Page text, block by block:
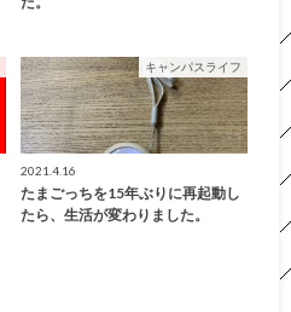
キャンパスライフ
2021.4.16
たまごっちを15年ぶりに再起動し
たら、生活が変わりました。